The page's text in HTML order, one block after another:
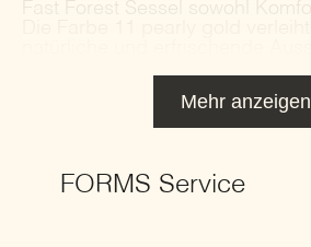
Mehr anzeigen
FORMS Service